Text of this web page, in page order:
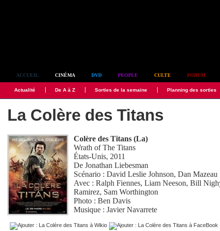
ACCUEIL CINÉMA DVD PEOPLE CULTE FORUM
Actualité De A à Z Sorties de la semaine Planning des sorties
La Colère des Titans
Colère des Titans (La)
Wrath of The Titans
États-Unis, 2011
DeJonathan Liebesman
Scénario :David Leslie Johnson,Dan Mazeau
Avec :Ralph Fiennes,Liam Neeson,Bill
Ramirez, Sam Worthington
Photo :Ben Davis
Musique :Javier Navarrete